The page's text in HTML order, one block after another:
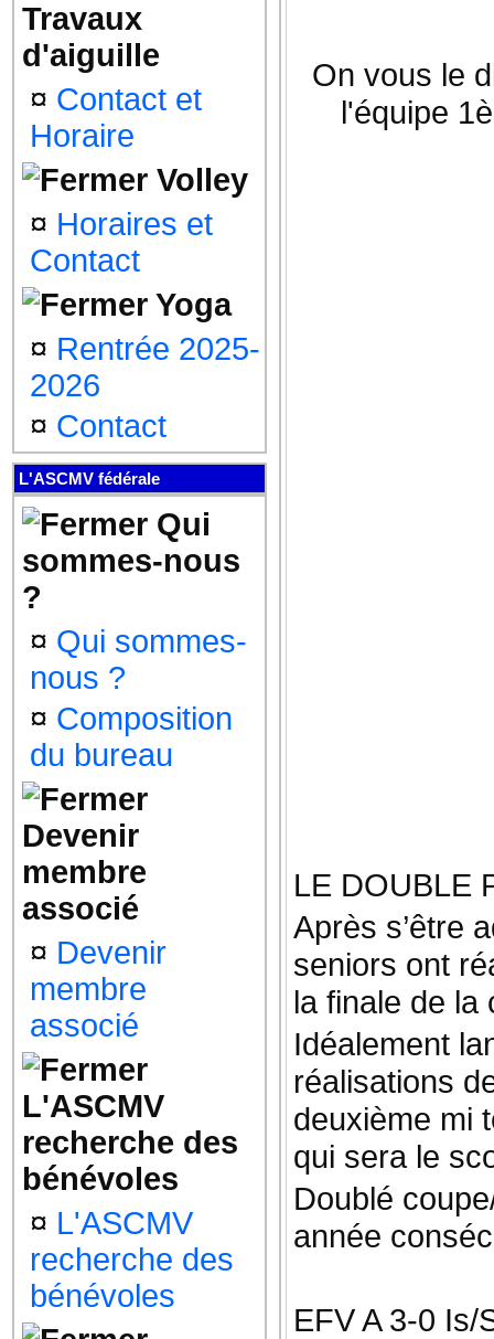
Travaux
d'aiguille
¤ Contact et
Horaire
Volley
¤ Horaires et
Contact
Yoga
¤ Rentrée 2025-
2026
¤ Contact
L'ASCMV fédérale
Qui
sommes-nous
?
¤ Qui sommes-
nous ?
¤ Composition
du bureau
Devenir
membre
associé
¤ Devenir
membre
associé
L'ASCMV
recherche des
bénévoles
¤ L'ASCMV
recherche des
bénévoles
On vous le
l'équipe
LE DOUBLE
Après s’être
seniors ont
la finale de la
Idéalement
réalisations
deuxième mi
qui sera le
Doublé
année
EFV A 3-0 Is/